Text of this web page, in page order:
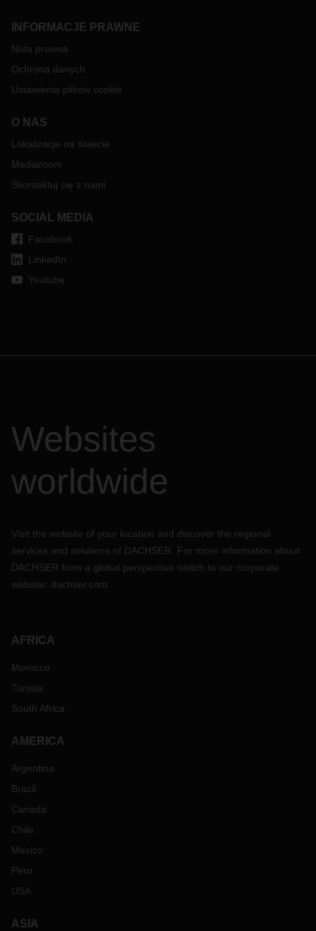
Robert Pastryk, Dyrektor Generalny DACHSER Air & Sea
INFORMACJE PRAWNE
Nota prawna
Ochrona danych
Ustawienia plików cookie
O NAS
Lokalizacje na świecie
Mediaroom
Skontaktuj się z nami
SOCIAL MEDIA
Facebook
LinkedIn
Youtube
Websites
worldwide
Visit the website of your location and discover the regional
services and solutions of DACHSER. For more information about
DACHSER from a global perspective switch to our corporate
website: dachser.com
AFRICA
Morocco
Tunisia
South Africa
AMERICA
Argentina
Brazil
Canada
Chile
Mexico
Peru
USA
ASIA